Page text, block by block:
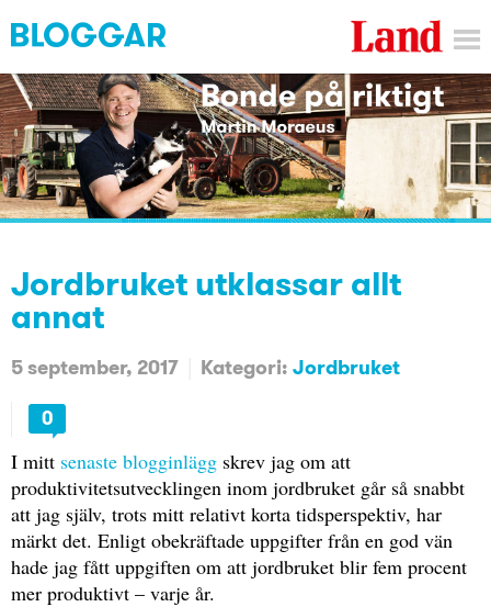
Jordbruket utklassar allt
annat
5 september, 2017 Kategori: Jordbruket
0
I mitt senaste blogginlägg skrev jag om att
produktivitetsutvecklingen inom jordbruket går så snabbt
att jag själv, trots mitt relativt korta tidsperspektiv, har
märkt det. Enligt obekräftade uppgifter från en god vän
hade jag fått uppgiften om att jordbruket blir fem procent
mer produktivt – varje år.